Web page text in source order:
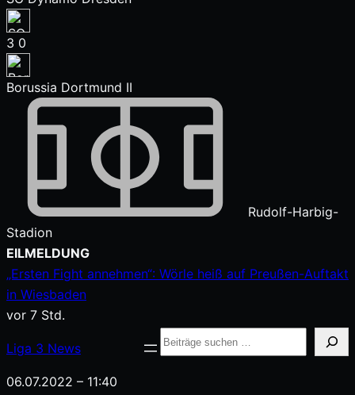
3 0
Borussia Dortmund II
Rudolf-Harbig-
Stadion
Zum
Inhalt
springen
EILMELDUNG
„Ersten Fight annehmen“: Wörle heiß auf Preußen-Auftakt
in Wiesbaden
vor 7 Std.
Liga 3 News
Suche
06.07.2022 – 11:40